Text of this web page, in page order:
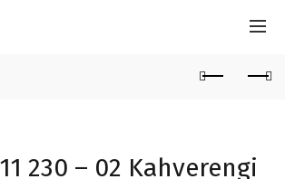
230 – 02 Kahverengi